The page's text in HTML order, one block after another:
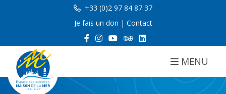
+33 (0)2 97 84 87 37
Je fais un don | Contact
MENU